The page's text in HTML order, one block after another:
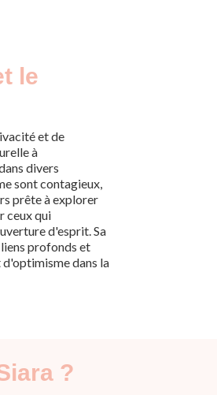
le
et de
à
divers
sont contagieux,
prête à explorer
ceux qui
d'esprit. Sa
profonds et
dans la
?